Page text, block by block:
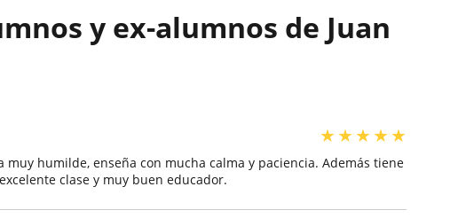
y ex-alumnos de Juan
★★★★★
muy humilde, enseña con mucha calma y paciencia. Además tiene
clase y muy buen educador.